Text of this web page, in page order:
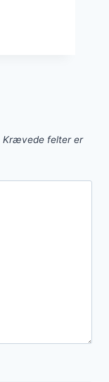
Krævede felter er